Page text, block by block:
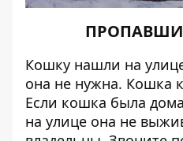
Кошку нашли на
она не нужна. Кошка
Если кошка была
на улице она не